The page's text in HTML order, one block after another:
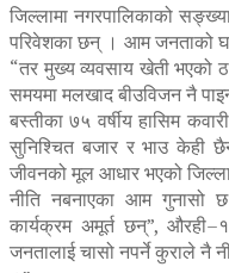
जिल्लामा नगरपालिकाको
परिवेशका छन् । आम जनताको
“तर मुख्य व्यवसाय खेती भएको
समयमा मलखाद बीउविजन नै
बस्तीका ७५ वर्षीय हासिम
सुनिश्चित बजार र भाउ केही
जीवनको मूल आधार भएको
नीति नबनाएका आम गुनासो
कार्यक्रम अमूर्त छन्”,
जनतालाई चासो नपर्ने कुराले नै